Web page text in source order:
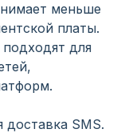
меньше
платы.
для
доставка SMS.